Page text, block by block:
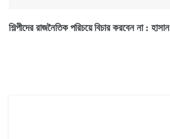
শিল্পীদের রাজনৈতিক পরিচয়ে বিচার করবেন না : হাসান